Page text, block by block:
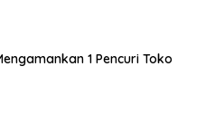
1 Pencuri Toko